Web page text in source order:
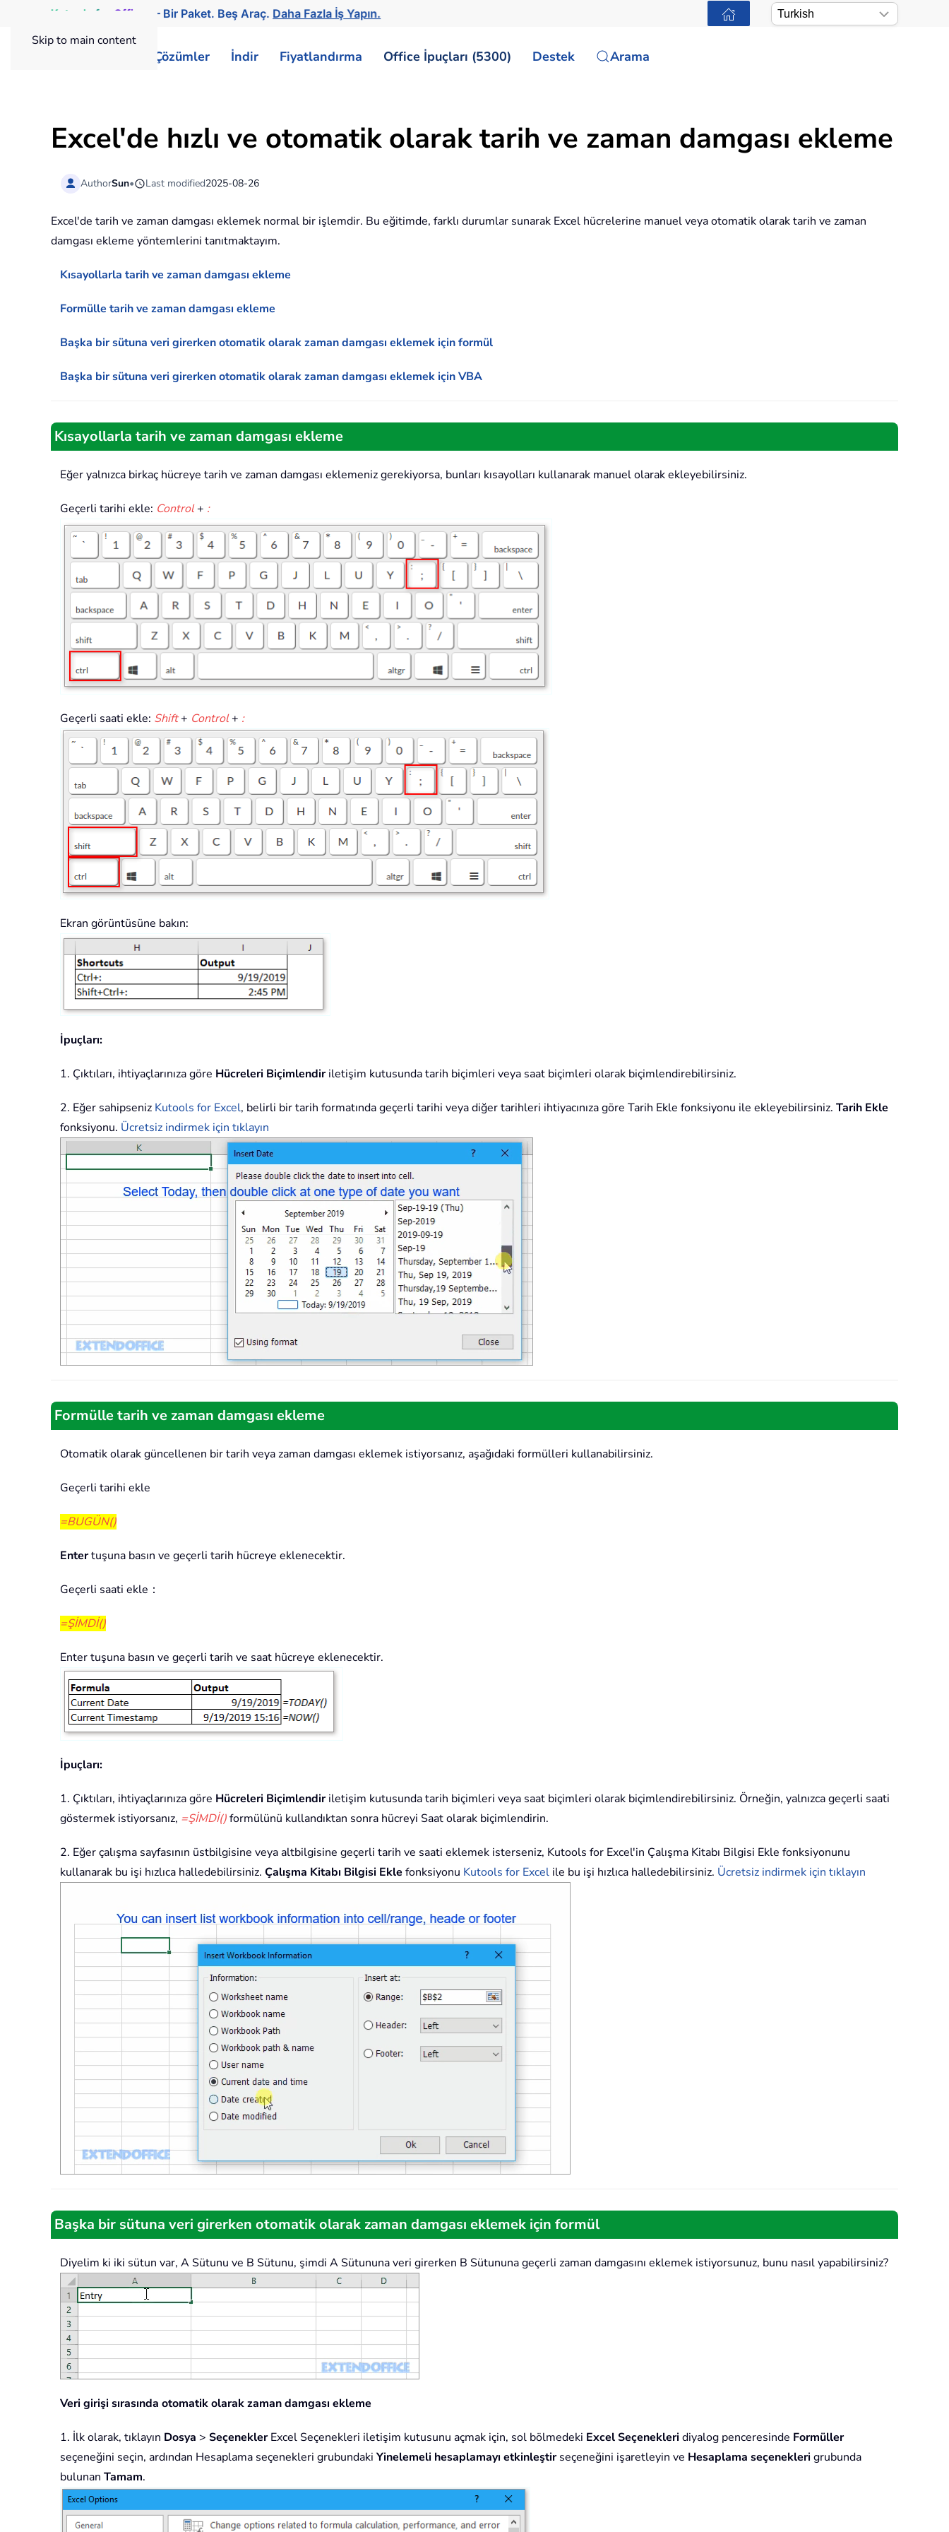
Skip to main content
Kutools for Office — Bir Paket. Beş Araç.Daha Fazla İş Yapın.
Çözümler İndir Fiyatlandırma Office İpuçları (5300) Destek Arama
Excel'de hızlı ve otomatik olarak tarih ve zaman damgası ekleme
AuthorSun• Last modified2025-08-26
Excel'de tarih ve zaman damgası eklemek normal bir işlemdir. Bu eğitimde, farklı durumlar sunarak Excel hücrelerine manuel veya otomatik olarak tarih ve zaman
damgası ekleme yöntemlerini tanıtmaktayım.
Kısayollarla tarih ve zaman damgası ekleme
Formülle tarih ve zaman damgası ekleme
Başka bir sütuna veri girerken otomatik olarak zaman damgası eklemek için formül
Başka bir sütuna veri girerken otomatik olarak zaman damgası eklemek için VBA
Kısayollarla tarih ve zaman damgası ekleme
Eğer yalnızca birkaç hücreye tarih ve zaman damgası eklemeniz gerekiyorsa, bunları kısayolları kullanarak manuel olarak ekleyebilirsiniz.
Geçerli tarihi ekle: Control+ :
Geçerli saati ekle: Shift+ Control+ :
Ekran görüntüsüne bakın:
İpuçları:
1. Çıktıları, ihtiyaçlarınıza göre Hücreleri Biçimlendiriletişim kutusunda tarih biçimleri veya saat biçimleri olarak biçimlendirebilirsiniz.
2. Eğer sahipseniz Kutools for Excel, belirli bir tarih formatında geçerli tarihi veya diğer tarihleri ihtiyacınıza göre Tarih Ekle fonksiyonu ile ekleyebilirsiniz. Tarih Ekle
fonksiyonu. Ücretsiz indirmek için tıklayın
Formülle tarih ve zaman damgası ekleme
Otomatik olarak güncellenen bir tarih veya zaman damgası eklemek istiyorsanız, aşağıdaki formülleri kullanabilirsiniz.
Geçerli tarihi ekle
=BUGÜN()
Entertuşuna basın ve geçerli tarih hücreye eklenecektir.
Geçerli saati ekle：
=ŞİMDİ()
Enter tuşuna basın ve geçerli tarih ve saat hücreye eklenecektir.
İpuçları:
1. Çıktıları, ihtiyaçlarınıza göre Hücreleri Biçimlendiriletişim kutusunda tarih biçimleri veya saat biçimleri olarak biçimlendirebilirsiniz. Örneğin, yalnızca geçerli saati
göstermek istiyorsanız, =ŞİMDİ()formülünü kullandıktan sonra hücreyi Saat olarak biçimlendirin.
2. Eğer çalışma sayfasının üstbilgisine veya altbilgisine geçerli tarih ve saati eklemek isterseniz, Kutools for Excel'in Çalışma Kitabı Bilgisi Ekle fonksiyonunu
kullanarak bu işi hızlıca halledebilirsiniz. Çalışma Kitabı Bilgisi Ekle fonksiyonu Kutools for Excel ile bu işi hızlıca halledebilirsiniz. Ücretsiz indirmek için tıklayın
Başka bir sütuna veri girerken otomatik olarak zaman damgası eklemek için formül
Diyelim ki iki sütun var, A Sütunu ve B Sütunu, şimdi A Sütununa veri girerken B Sütununa geçerli zaman damgasını eklemek istiyorsunuz, bunu nasıl yapabilirsiniz?
Veri girişi sırasında otomatik olarak zaman damgası ekleme
1. İlk olarak, tıklayın Dosya > SeçeneklerExcel Seçenekleri iletişim kutusunu açmak için, sol bölmedeki Excel Seçenekleri diyalog penceresinde Formüller
seçeneğini seçin, ardından Hesaplama seçenekleri grubundaki Yinelemeli hesaplamayı etkinleştirseçeneğini işaretleyin ve Hesaplama seçenekleri grubunda
bulunan Tamam.